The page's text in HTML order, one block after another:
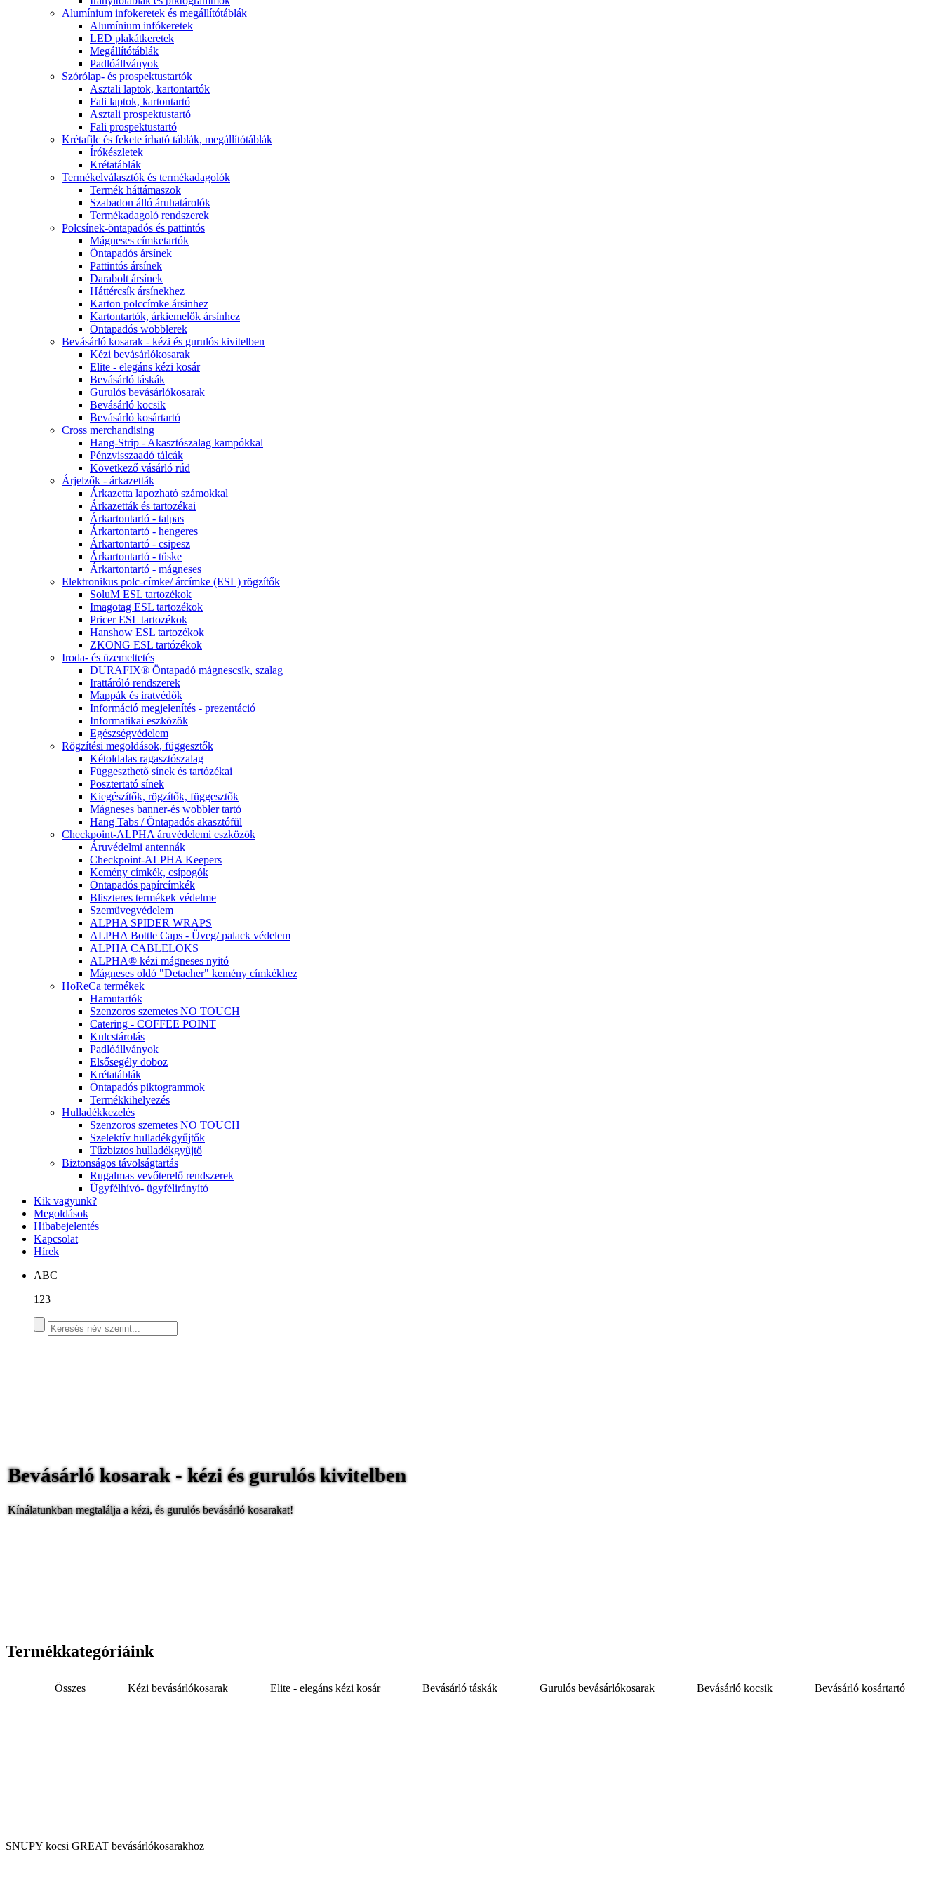
Alumínium infokeretek és megállítótáblák
Alumínium infókeretek
LED plakátkeretek
Megállítótáblák
Padlóállványok
Szórólap- és prospektustartók
Asztali laptok, kartontartók
Fali laptok, kartontartó
Asztali prospektustartó
Fali prospektustartó
Krétafilc és fekete írható táblák, megállítótáblák
Írókészletek
Krétatáblák
Termékelválasztók és termékadagolók
Termék háttámaszok
Szabadon álló áruhatárolók
Termékadagoló rendszerek
Polcsínek-öntapadós és pattintós
Mágneses címketartók
Öntapadós ársínek
Pattintós ársínek
Darabolt ársínek
Háttércsík ársínekhez
Karton polccímke ársinhez
Kartontartók, árkiemelők ársínhez
Öntapadós wobblerek
Bevásárló kosarak - kézi és gurulós kivitelben
Kézi bevásárlókosarak
Elite - elegáns kézi kosár
Bevásárló táskák
Gurulós bevásárlókosarak
Bevásárló kocsik
Bevásárló kosártartó
Cross merchandising
Hang-Strip - Akasztószalag kampókkal
Pénzvisszaadó tálcák
Következő vásárló rúd
Árjelzők - árkazetták
Árkazetta lapozható számokkal
Árkazetták és tartozékai
Árkartontartó - talpas
Árkartontartó - hengeres
Árkartontartó - csipesz
Árkartontartó - tüske
Árkartontartó - mágneses
Elektronikus polc-címke/ árcímke (ESL) rögzítők
SoluM ESL tartozékok
Imagotag ESL tartozékok
Pricer ESL tartozékok
Hanshow ESL tartozékok
ZKONG ESL tartózékok
Iroda- és üzemeltetés
DURAFIX® Öntapadó mágnescsík, szalag
Irattáróló rendszerek
Mappák és iratvédők
Információ megjelenítés - prezentáció
Informatikai eszközök
Egészségvédelem
Rögzítési megoldások, függesztők
Kétoldalas ragasztószalag
Függeszthető sínek és tartózékai
Posztertató sínek
Kiegészítők, rögzítők, függesztők
Mágneses banner-és wobbler tartó
Hang Tabs / Öntapadós akasztófül
Checkpoint-ALPHA áruvédelemi eszközök
Áruvédelmi antennák
Checkpoint-ALPHA Keepers
Kemény címkék, csípogók
Öntapadós papírcímkék
Bliszteres termékek védelme
Szemüvegvédelem
ALPHA SPIDER WRAPS
ALPHA Bottle Caps - Üveg/ palack védelem
ALPHA CABLELOKS
ALPHA® kézi mágneses nyitó
Mágneses oldó "Detacher" kemény címkékhez
HoReCa termékek
Hamutartók
Szenzoros szemetes NO TOUCH
Catering - COFFEE POINT
Kulcstárolás
Padlóállványok
Elsősegély doboz
Krétatáblák
Öntapadós piktogrammok
Termékkihelyezés
Hulladékkezelés
Szenzoros szemetes NO TOUCH
Szelektív hulladékgyűjtők
Tűzbiztos hulladékgyűjtő
Biztonságos távolságtartás
Rugalmas vevőterelő rendszerek
Ügyfélhívó- ügyfélirányító
Kik vagyunk?
Megoldások
Hibabejelentés
Kapcsolat
Hírek
ABC
123
Bevásárló kosarak - kézi és gurulós kivitelben
Kínálatunkban megtalálja a kézi, és gurulós bevásárló kosarakat!
Termékkategóriáink
Összes Kézi bevásárlókosarak Elite - elegáns kézi kosár Bevásárló táskák Gurulós bevásárlókosarak Bevásárló kocsik Bevásárló kosártartó
SNUPY kocsi GREAT bevásárlókosarakhoz